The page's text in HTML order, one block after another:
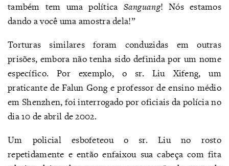
também tem uma política Sanguang! Nós estamos
dando a você uma amostra dela!”
Torturas similares foram conduzidas em outras
prisões, embora não tenha sido definida por um nome
específico. Por exemplo, o sr. Liu Xifeng, um
praticante de Falun Gong e professor de ensino médio
em Shenzhen, foi interrogado por oficiais da polícia no
dia 10 de abril de 2002.
Um policial esbofeteou o sr. Liu no rosto
repetidamente e então enfaixou sua cabeça com fita